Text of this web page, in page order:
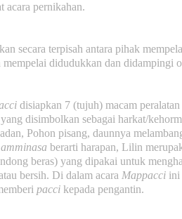
acara pernikahan.
secara terpisah antara pihak
mempelai didudukkan dan didampingi
disiapkan 7 (tujuh) macam
disimbolkan sebagai harkat/
Pohon pisang, daunnya
berarti harapan, Lilin
beras) yang dipakai untuk
bersih. Di dalam acara Mappacci ini
pacci kepada pengantin.